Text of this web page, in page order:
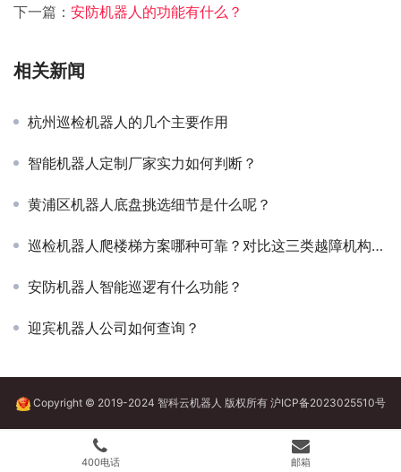
下一篇： 安防机器人的功能有什么？
相关新闻
杭州巡检机器人的几个主要作用
智能机器人定制厂家实力如何判断？
黄浦区机器人底盘挑选细节是什么呢？
巡检机器人爬楼梯方案哪种可靠？对比这三类越障机构的故障率
安防机器人智能巡逻有什么功能？
迎宾机器人公司如何查询？
Copyright © 2019-2024 智科云机器人 版权所有 沪ICP备2023025510号
400电话 邮箱